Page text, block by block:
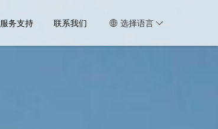
服务支持 联系我们 选择语言